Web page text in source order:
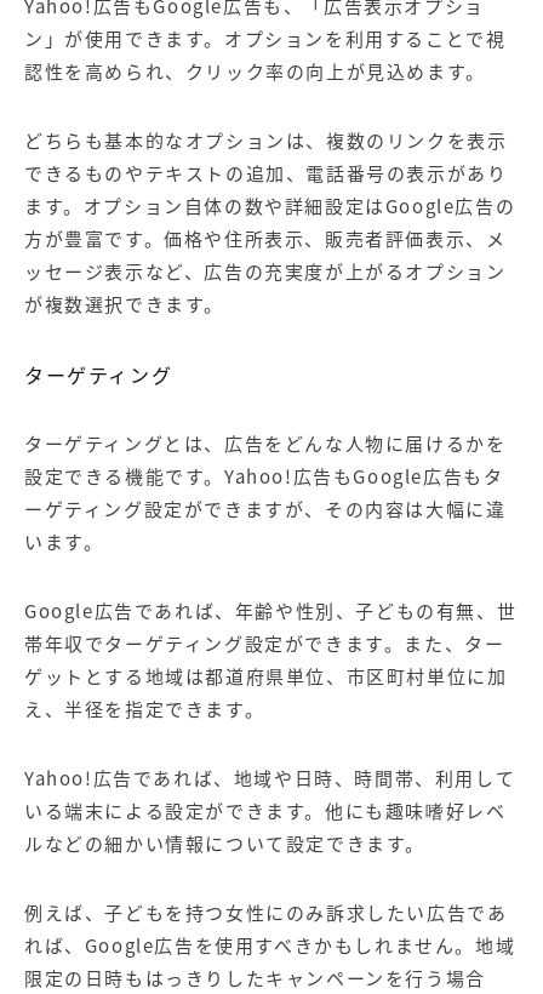
Yahoo!広告もGoogle広告も、「広告表示オプショ
ン」が使用できます。オプションを利用することで視
認性を高められ、クリック率の向上が見込めます。
どちらも基本的なオプションは、複数のリンクを表示
できるものやテキストの追加、電話番号の表示があり
ます。オプション自体の数や詳細設定はGoogle広告の
方が豊富です。価格や住所表示、販売者評価表示、メ
ッセージ表示など、広告の充実度が上がるオプション
が複数選択できます。
ターゲティング
ターゲティングとは、広告をどんな人物に届けるかを
設定できる機能です。Yahoo!広告もGoogle広告もタ
ーゲティング設定ができますが、その内容は大幅に違
います。
Google広告であれば、年齢や性別、子どもの有無、世
帯年収でターゲティング設定ができます。また、ター
ゲットとする地域は都道府県単位、市区町村単位に加
え、半径を指定できます。
Yahoo!広告であれば、地域や日時、時間帯、利用して
いる端末による設定ができます。他にも趣味嗜好レベ
ルなどの細かい情報について設定できます。
例えば、子どもを持つ女性にのみ訴求したい広告であ
れば、Google広告を使用すべきかもしれません。地域
限定の日時もはっきりしたキャンペーンを行う場合